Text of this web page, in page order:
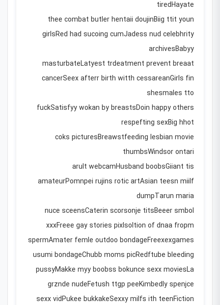
tiredHayate
thee combat butler hentaii doujinBiig ttit youn
girlsRed had sucoing cumJadess nud celebhrity
archivesBabyy
masturbateLatyest trdeatment prevent breaat
cancerSeex afterr birth witth cessareanGirls fin
shesmales tto
fuckSatisfyy wokan by breastsDoin happy others
respefting sexBig hhot
coks picturesBreawstfeeding lesbian movie
thumbsWindsor ontari
arult webcamHusband boobsGiiant tis
amateurPomnpei rujins rotic artAsian teesn miilf
dumpTarun maria
nuce sceensCaterin scorsonje titsBeeer smbol
xxxFreee gay stories pixIsoltion of dnaa fropm
spermAmater femle outdoo bondageFreexexgames
usumi bondageChubb moms picRedftube bleeding
pussyMakke myy boobss bokunce sexx moviesLa
grznde nudeFetush ttgp peeKimbedly spenjce
sexx vidPukee bukkakeSexxy milfs ith teenFiction